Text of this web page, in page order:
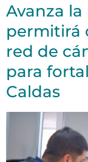
Avanza
permitirá
red de
para
Caldas